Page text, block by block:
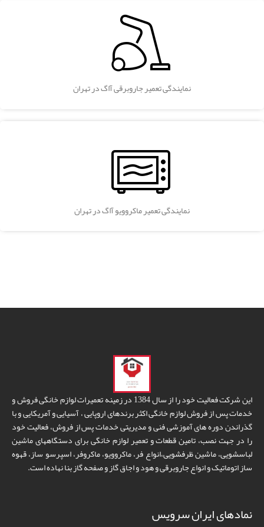
نمایندگی تعمیر جاروبرقی آاگ در تهران
نمایندگی تعمیر ماکروویو آاگ در تهران
این شرکت فعالیت خود را از سال 1384 در زمینه تعمیرات لوازم خانگی فروش و
خدمات پس از فروش لوازم خانگی اکثر برندهای اروپایی ، آسیایی و آمریکایی و با
گذراندن دوره های آموزشی فنی و مدیریتی خدمات پس از فروش، فعالیت خود
را در جهت نصب، تامین قطعات و تعمیر لوازم خانگی برای دستگاههای ماشین
لباسشویی، ماشین ظرفشویی،انواع فر، ماکروویو، ماکروفر، اسپرسو ساز، قهوه
ساز اتوماتیک و انواع جاروبرقی و هود و اجاق گاز و صفحه گاز بنا نهاده است.
نمادهای ایران سرویس